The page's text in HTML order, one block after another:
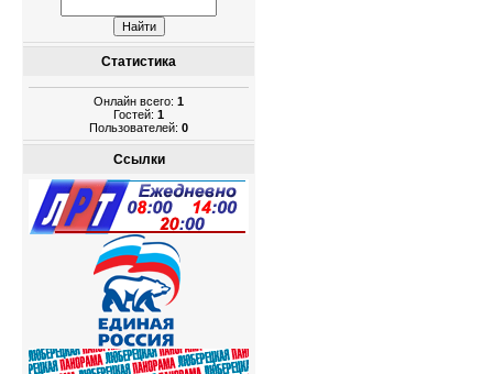
Статистика
Онлайн всего: 1
Гостей: 1
Пользователей: 0
Ссылки